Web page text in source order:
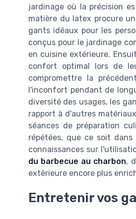
jardinage où la précision
matière du latex procure
gants idéaux pour les
conçus pour le jardinage
en cuisine extérieure.
confort optimal lors de
compromettre la
l'inconfort pendant de
diversité des usages, les
rapport à d'autres
séances de préparation
répétées, que ce soit
connaissances sur
du barbecue au charbon,
extérieure encore plus
Entretenir vos